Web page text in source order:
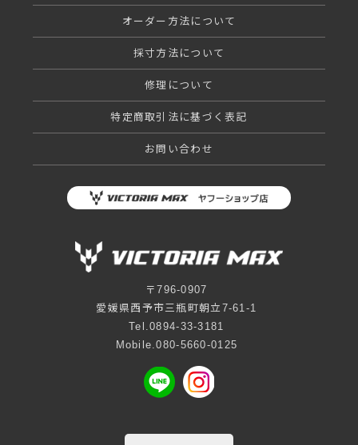
オーダー方法について
採寸方法について
修理について
特定商取引法に基づく表記
お問い合わせ
〒796-0907
愛媛県西予市三瓶町朝立7-61-1
Tel.0894-33-3181
Mobile.080-5660-0125